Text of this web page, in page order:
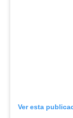
Ver esta